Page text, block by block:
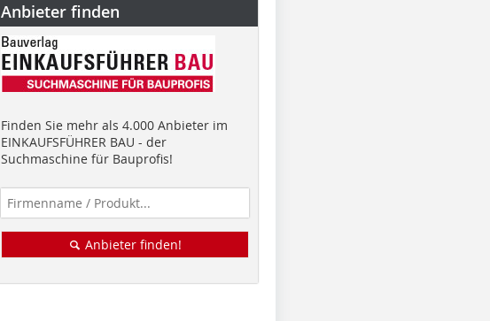
Anbieter finden
Finden Sie mehr als 4.000 Anbieter im
EINKAUFSFÜHRER BAU - der
Suchmaschine für Bauprofis!
Anbieter finden!